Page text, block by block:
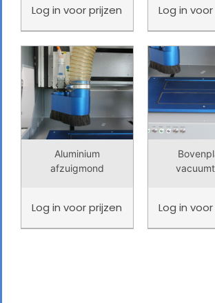
Log in voor prijzen Log in voor
Aluminium
afzuigmond
Log in voor prijzen Log in voor